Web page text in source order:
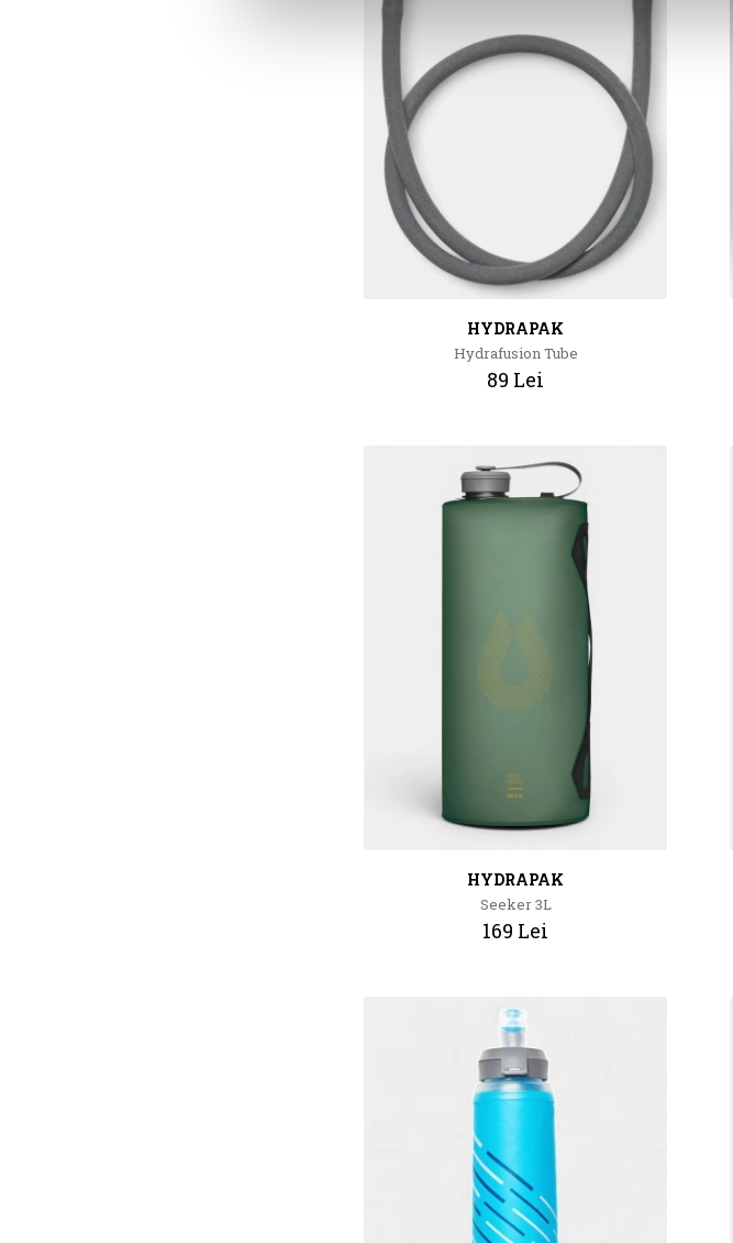
HYDRAPAK
Hydrafusion Tube
89 Lei
HYDRAPAK
Seeker 3L
169 Lei